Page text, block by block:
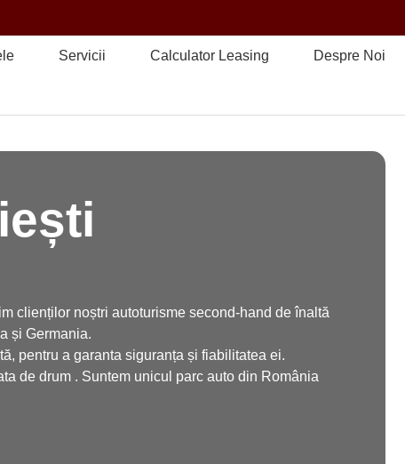
Servicii Calculator Leasing Despre Noi
clienților noștri autoturisme second-hand de înaltă
și Germania.
pentru a garanta siguranța și fiabilitatea ei.
de drum . Suntem unicul parc auto din România